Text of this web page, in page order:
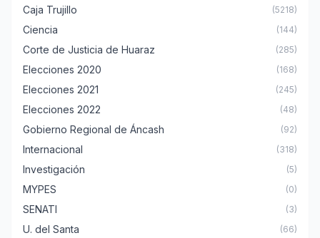
Caja Trujillo (5218)
Ciencia (144)
Corte de Justicia de Huaraz (285)
Elecciones 2020 (168)
Elecciones 2021 (245)
Elecciones 2022 (48)
Gobierno Regional de Áncash (92)
Internacional (318)
Investigación (5)
MYPES (0)
SENATI (3)
U. del Santa (66)